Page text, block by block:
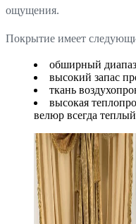
ощущения.
Покрытие имеет
обширный
высокий запас
ткань
высокая
велюр всегда